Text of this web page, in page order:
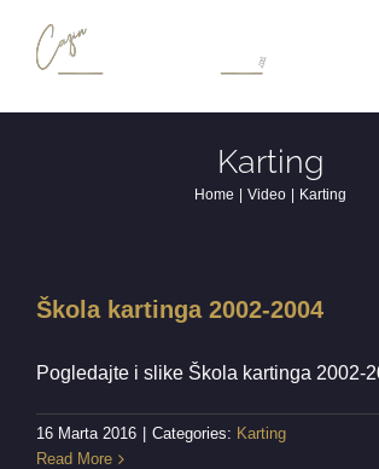
content
Karting
Home Video Karting
Škola kartinga 2002-2004
Pogledajte i slike Škola kartinga 2002-
16 Marta 2016 Categories: Karting
Read More